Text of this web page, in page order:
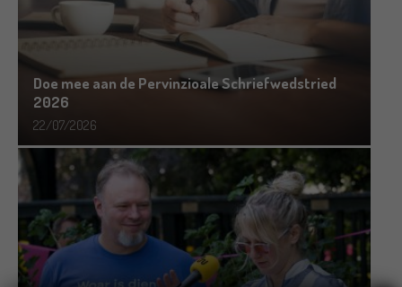
Doe mee aan de Pervinzioale Schriefwedstried
2026
22/07/2026